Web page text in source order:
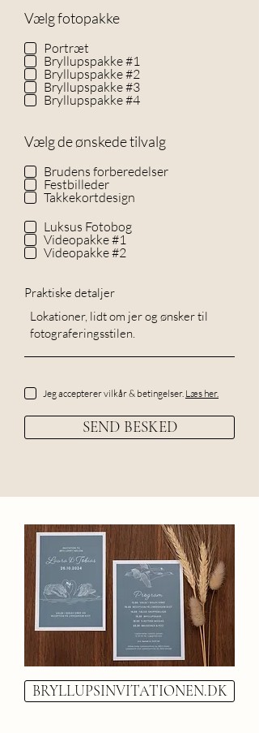
Vælg fotopakke
Portræt
Bryllupspakke #1
Bryllupspakke #2
Bryllupspakke #3
Bryllupspakke #4
Vælg de ønskede tilvalg
Brudens forberedelser
Festbilleder
Takkekortdesign
Luksus Fotobog
Videopakke #1
Videopakke #2
Praktiske detaljer
Jeg accepterer vilkår & betingelser. Læs her.
SEND BESKED
BRYLLUPSINVITATIONEN.DK